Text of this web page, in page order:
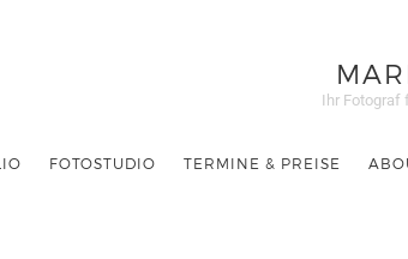
Ihr Fotograf
FOTOSTUDIO TERMINE & PREISE